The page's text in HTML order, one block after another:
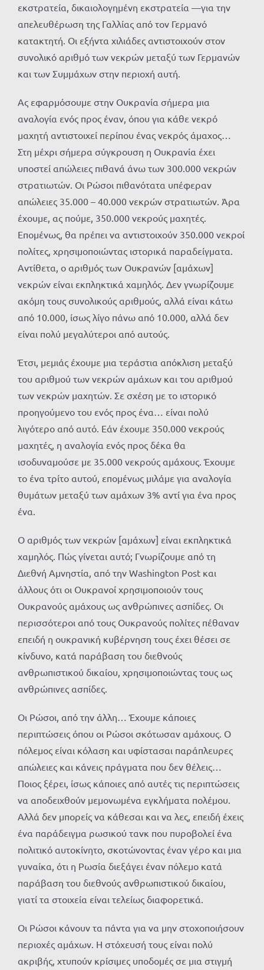
εκστρατεία, δικαιολογημένη εκστρατεία —για την
απελευθέρωση της Γαλλίας από τον Γερμανό
κατακτητή. Οι εξήντα χιλιάδες αντιστοιχούν στον
συνολικό αριθμό των νεκρών μεταξύ των Γερμανών
και των Συμμάχων στην περιοχή αυτή.
Ας εφαρμόσουμε στην Ουκρανία σήμερα μια
αναλογία ενός προς έναν, όπου για κάθε νεκρό
μαχητή αντιστοιχεί περίπου ένας νεκρός άμαχος…
Στη μέχρι σήμερα σύγκρουση η Ουκρανία έχει
υποστεί απώλειες πιθανά άνω των 300.000 νεκρών
στρατιωτών. Οι Ρώσοι πιθανότατα υπέφεραν
απώλειες 35.000 – 40.000 νεκρών στρατιωτών. Άρα
έχουμε, ας πούμε, 350.000 νεκρούς μαχητές.
Επομένως, θα πρέπει να αντιστοιχούν 350.000 νεκροί
πολίτες, χρησιμοποιώντας ιστορικά παραδείγματα.
Αντίθετα, ο αριθμός των Ουκρανών [αμάχων]
νεκρών είναι εκπληκτικά χαμηλός. Δεν γνωρίζουμε
ακόμη τους συνολικούς αριθμούς, αλλά είναι κάτω
από 10.000, ίσως λίγο πάνω από 10.000, αλλά δεν
είναι πολύ μεγαλύτεροι από αυτούς.
Έτσι, μεμιάς έχουμε μια τεράστια απόκλιση μεταξύ
του αριθμού των νεκρών αμάχων και του αριθμού
των νεκρών μαχητών. Σε σχέση με το ιστορικό
προηγούμενο του ενός προς ένα… είναι πολύ
λιγότερο από αυτό. Εάν έχουμε 350.000 νεκρούς
μαχητές, η αναλογία ενός προς δέκα θα
ισοδυναμούσε με 35.000 νεκρούς αμάχους. Έχουμε
το ένα τρίτο αυτού, επομένως μιλάμε για αναλογία
θυμάτων μεταξύ των αμάχων 3% αντί για ένα προς
ένα.
Ο αριθμός των νεκρών [αμάχων] είναι εκπληκτικά
χαμηλός. Πώς γίνεται αυτό; Γνωρίζουμε από τη
Διεθνή Αμνηστία, από την Washington Post και
άλλους ότι οι Ουκρανοί χρησιμοποιούν τους
Ουκρανούς αμάχους ως ανθρώπινες ασπίδες. Οι
περισσότεροι από τους Ουκρανούς πολίτες πέθαναν
επειδή η ουκρανική κυβέρνηση τους έχει θέσει σε
κίνδυνο, κατά παράβαση του διεθνούς
ανθρωπιστικού δικαίου, χρησιμοποιώντας τους ως
ανθρώπινες ασπίδες.
Οι Ρώσοι, από την άλλη… Έχουμε κάποιες
περιπτώσεις όπου οι Ρώσοι σκότωσαν αμάχους. Ο
πόλεμος είναι κόλαση και υφίστασαι παράπλευρες
απώλειες και κάνεις πράγματα που δεν θέλεις…
Ποιος ξέρει, ίσως κάποιες από αυτές τις περιπτώσεις
να αποδειχθούν μεμονωμένα εγκλήματα πολέμου.
Αλλά δεν μπορείς να κάθεσαι και να λες, επειδή έχεις
ένα παράδειγμα ρωσικού τανκ που πυροβολεί ένα
πολιτικό αυτοκίνητο, σκοτώνοντας έναν γέρο και μια
γυναίκα, ότι η Ρωσία διεξάγει έναν πόλεμο κατά
παράβαση του διεθνούς ανθρωπιστικού δικαίου,
γιατί τα στοιχεία είναι τελείως διαφορετικά.
Οι Ρώσοι κάνουν τα πάντα για να μην στοχοποιήσουν
περιοχές αμάχων. Η στόχευσή τους είναι πολύ
ακριβής, χτυπούν κρίσιμες υποδομές σε μια στιγμή